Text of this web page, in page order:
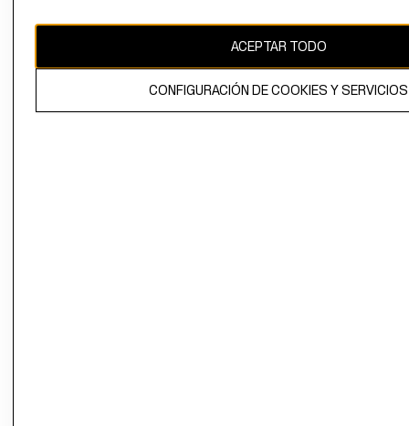
El contenido de esta página web está protegido por copyright y es
propiedad de H&M Hennes & Mauritz AB.
ACEPTAR TODO
CONFIGURACIÓN DE COOKIES Y SERVICIOS